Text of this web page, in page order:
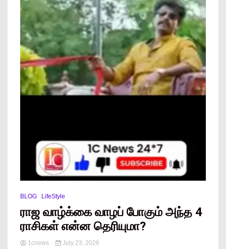
BLOG LifeStyle
ராஜ வாழ்க்கை வாழப் போகும் அந்த 4
ராசிகள் என்ன தெரியுமா?
1cnews July 23, 2026